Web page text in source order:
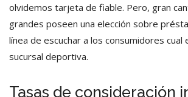
olvidemos tarjeta de fiable. Pero, gran
grandes poseen una elección sobre
línea de escuchar a los consumidores cual
sucursal deportiva.
Tasas de consideración